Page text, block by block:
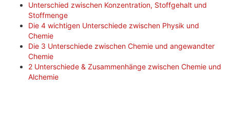
Unterschied zwischen Konzentration, Stoffgehalt und
Stoffmenge
Die 4 wichtigen Unterschiede zwischen Physik und
Chemie
Die 3 Unterschiede zwischen Chemie und angewandter
Chemie
2 Unterschiede & Zusammenhänge zwischen Chemie und
Alchemie